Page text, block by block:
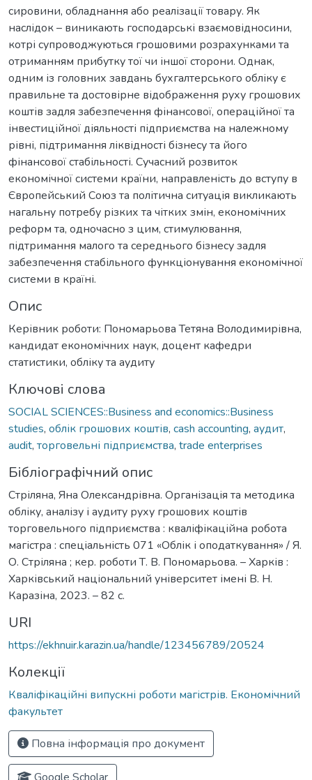
сировини, обладнання або реалізації товару. Як
наслідок – виникають господарські взаємовідносини,
котрі супроводжуються грошовими розрахунками та
отриманням прибутку тої чи іншої сторони. Однак,
одним із головних завдань бухгалтерського обліку є
правильне та достовірне відображення руху грошових
коштів задля забезпечення фінансової, операційної та
інвестиційної діяльності підприємства на належному
рівні, підтримання ліквідності бізнесу та його
фінансової стабільності. Сучасний розвиток
економічної системи країни, направленість до вступу в
Європейський Союз та політична ситуація викликають
нагальну потребу різких та чітких змін, економічних
реформ та, одночасно з цим, стимулювання,
підтримання малого та середнього бізнесу задля
забезпечення стабільного функціонування економічної
системи в країні.
Опис
Керівник роботи: Пономарьова Тетяна Володимирівна,
кандидат економічних наук, доцент кафедри
статистики, обліку та аудиту
Ключові слова
SOCIAL SCIENCES::Business and economics::Business
studies, облік грошових коштів, cash accounting, аудит,
audit, торговельні підприємства, trade enterprises
Бібліографічний опис
Стріляна, Яна Олександрівна. Організація та методика
обліку, аналізу і аудиту руху грошових коштів
торговельного підприємства : кваліфікаційна робота
магістра : спеціальність 071 «Облік і оподаткування» / Я.
О. Стріляна ; кер. роботи Т. В. Пономарьова. – Харків :
Харківський національний університет імені В. Н.
Каразіна, 2023. – 82 с.
URI
https://ekhnuir.karazin.ua/handle/123456789/20524
Колекції
Кваліфікаційні випускні роботи магістрів. Економічний
факультет
Повна інформація про документ